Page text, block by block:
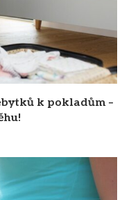
k pokladům –